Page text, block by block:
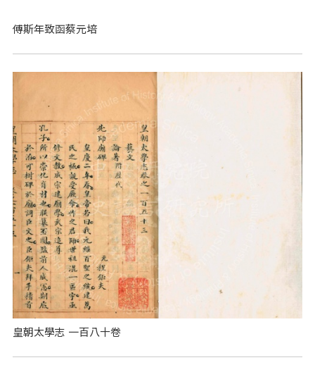
傅斯年致函蔡元培
皇朝太學志 一百八十卷